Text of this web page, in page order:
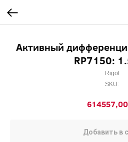
Активный
RP7150:
Rigol
SKU:
614557,00
Добавить в